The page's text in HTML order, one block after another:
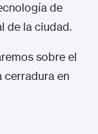
de
de la ciudad.
sobre el
cerradura en